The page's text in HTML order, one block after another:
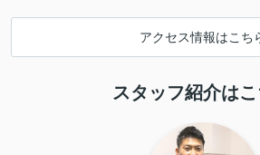
アクセス情報はこち
スタッフ紹介は